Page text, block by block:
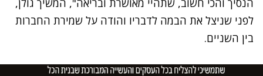
הנסיך והכי חשוב, שתהיי מאושרת ובריאה", המשיך גולן,
לפני שניצל את הבמה לדבריו והודה על שמירת החברות
בין השניים.